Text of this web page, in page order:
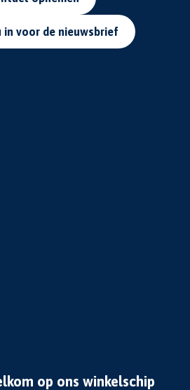
in voor de nieuwsbrief
op ons winkelschip